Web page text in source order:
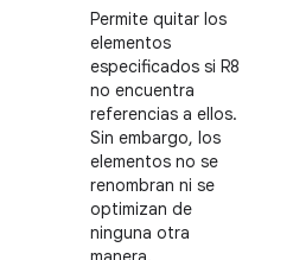
Permite quitar los
elementos
especificados si R8
no encuentra
referencias a ellos.
Sin embargo, los
elementos no se
renombran ni se
optimizan de
ninguna otra